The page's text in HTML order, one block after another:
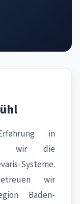
in
wir die
Systeme.
wir
Baden-